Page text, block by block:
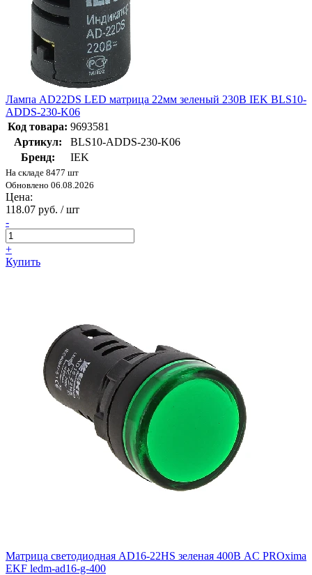
Лампа AD22DS LED матрица 22мм зеленый 230В IEK BLS10-
ADDS-230-K06
Код товара: 9693581
Артикул:
BLS10-ADDS-230-K06
Бренд:
IEK
На складе 8477 шт
Обновлено 06.08.2026
Цена:
118.07 руб. / шт
-
+
Купить
Матрица светодиодная AD16-22HS зеленая 400В AC PROxima
EKF ledm-ad16-g-400